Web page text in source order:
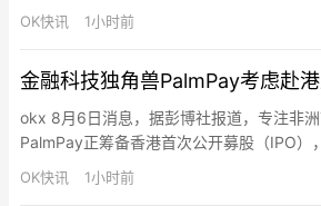
Binance割肉，亏损72万美元（-24%）。
元价格从Binance提出这些SPCX。
OK快讯 1小时前
金融科技独角兽PalmPay考虑赴
okx 8月6日消息，据彭博社报道，专注非
PalmPay正筹备香港首次公开募股（IPO）
投后估值超10亿美元，正式跻身独角兽行列
利亚同业巨头OPay形成上市竞速格局（
OK快讯 1小时前